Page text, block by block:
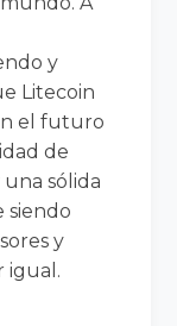
y
Litecoin
el futuro
de
sólida
siendo
y
igual.